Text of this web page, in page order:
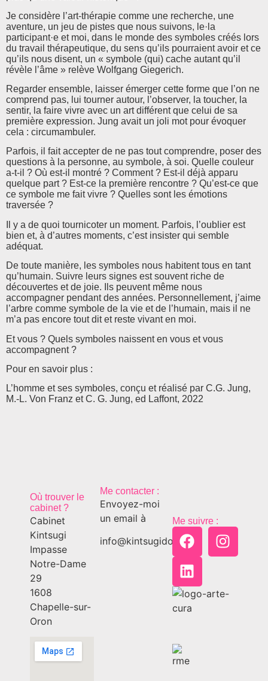
Je considère l’art-thérapie comme une recherche, une
aventure, un jeu de pistes que nous suivons, le·la
participant·e et moi, dans le monde des symboles créés lors
du travail thérapeutique, du sens qu’ils pourraient avoir et ce
qu’ils nous disent, un « symbole (qui) cache autant qu’il
révèle l’âme » relève Wolfgang Giegerich.
Regarder ensemble, laisser émerger cette forme que l’on ne
comprend pas, lui tourner autour, l’observer, la toucher, la
sentir, la faire vivre avec un art différent que celui de sa
première expression. Jung avait un joli mot pour évoquer
cela : circumambuler.
Parfois, il fait accepter de ne pas tout comprendre, poser des
questions à la personne, au symbole, à soi. Quelle couleur
a-t-il ? Où est-il montré ? Comment ? Est-il déjà apparu
quelque part ? Est-ce la première rencontre ? Qu’est-ce que
ce symbole me fait vivre ? Quelles sont les émotions
traversée ?
Il y a de quoi tournicoter un moment. Parfois, l’oublier est
bien et, à d’autres moments, c’est insister qui semble
adéquat.
De toute manière, les symboles nous habitent tous en tant
qu’humain. Suivre leurs signes est souvent riche de
découvertes et de joie. Ils peuvent même nous
accompagner pendant des années. Personnellement, j’aime
l’arbre comme symbole de la vie et de l’humain, mais il ne
m’a pas encore tout dit et reste vivant en moi.
Et vous ? Quels symboles naissent en vous et vous
accompagnent ?
Pour en savoir plus :
L’homme et ses symboles, conçu et réalisé par C.G. Jung,
M.-L. Von Franz et C. G. Jung, ed Laffont, 2022
Où trouver le
cabinet ?
Cabinet
Kintsugi
Impasse
Notre-Dame
29
1608
Chapelle-sur-
Oron
Me contacter :
Envoyez-moi
un email à
info@kintsugido.ch
Me suivre :